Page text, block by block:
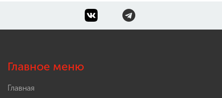
Главное меню
Главная